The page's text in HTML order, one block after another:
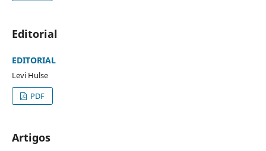
Editorial
EDITORIAL
Levi Hulse
PDF
Artigos